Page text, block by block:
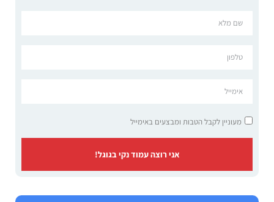
מעוניין לקבל הטבות ומבצעים באימייל
אני רוצה עמוד נקי בגוגל!